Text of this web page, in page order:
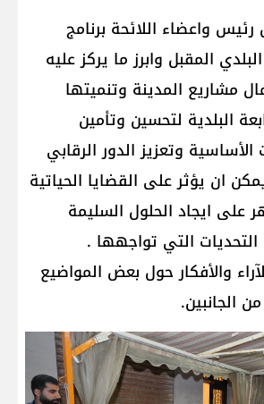
رئيس واعضاء اللائحة برنامج
المقبل وابرز ما يركز عليه
مشاريع المدينة وتنميتها
البلدية لتحسين وتأمين
وتعزيز الدور الرقابي
ان يؤثر على القضايا الحياتية
على ايجاد الحلول السليمة
التي تواجهها .
والأفكار حول بعض المواضيع
الجانبين.